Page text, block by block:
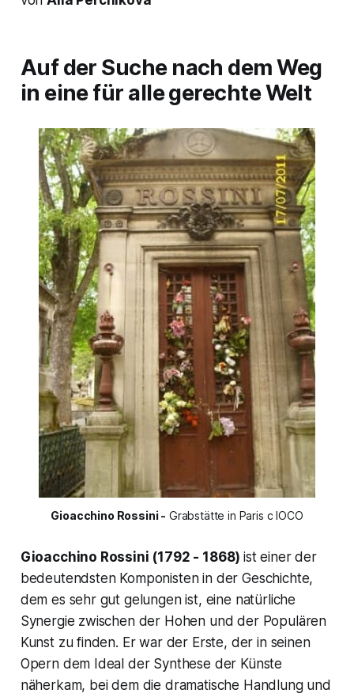
Auf der Suche nach dem Weg
in eine für alle gerechte Welt
Gioacchino Rossini - Grabstätte in Paris c IOCO
Gioacchino Rossini (1792 - 1868)ist einer der
bedeutendsten Komponisten in der Geschichte,
dem es sehr gut gelungen ist, eine natürliche
Synergie zwischen der Hohen und der Populären
Kunst zu finden. Er war der Erste, der in seinen
Opern dem Ideal der Synthese der Künste
näherkam, bei dem die dramatische Handlung und